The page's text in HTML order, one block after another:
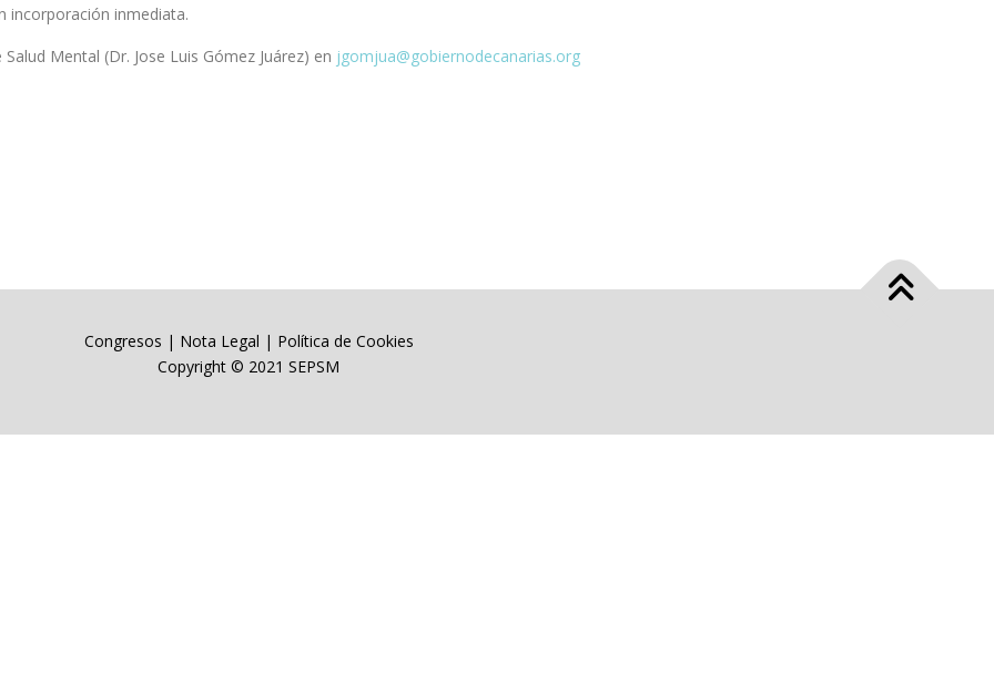
incorporación inmediata.
Mental (Dr. Jose Luis Gómez Juárez) en jgomjua@gobiernodecanarias.org
Congresos | Nota Legal | Política de Cookies
Copyright © 2021 SEPSM